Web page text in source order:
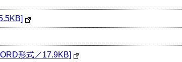
形式／17.9KB]